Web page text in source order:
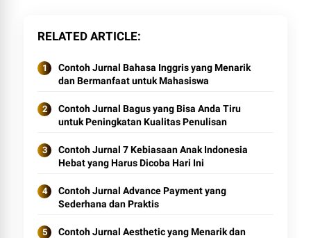
RELATED ARTICLE
Contoh Jurnal Bahasa Inggris yang Menarik
dan Bermanfaat untuk Mahasiswa
Contoh Jurnal Bagus yang Bisa Anda Tiru
untuk Peningkatan Kualitas Penulisan
Contoh Jurnal 7 Kebiasaan Anak Indonesia
Hebat yang Harus Dicoba Hari Ini
Contoh Jurnal Advance Payment yang
Sederhana dan Praktis
Contoh Jurnal Aesthetic yang Menarik dan